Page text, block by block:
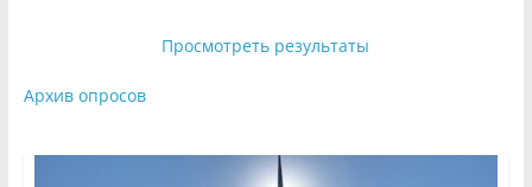
Просмотреть результаты
Архив опросов